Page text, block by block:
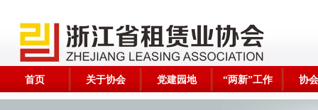
首页 关于协会 党建园地 “两新”工作 协